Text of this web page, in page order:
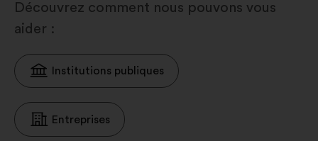
Découvrez comment nous pouvons vous
aider :
Institutions publiques
Entreprises